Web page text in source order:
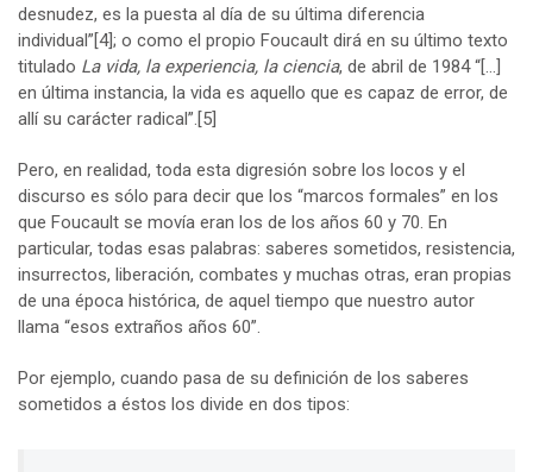
desnudez, es la puesta al día de su última diferencia
individual”[4]; o como el propio Foucault dirá en su último texto
titulado La vida, la experiencia, la ciencia, de abril de 1984 “[…]
en última instancia, la vida es aquello que es capaz de error, de
allí su carácter radical”.[5]
Pero, en realidad, toda esta digresión sobre los locos y el
discurso es sólo para decir que los “marcos formales” en los
que Foucault se movía eran los de los años 60 y 70. En
particular, todas esas palabras: saberes sometidos, resistencia,
insurrectos, liberación, combates y muchas otras, eran propias
de una época histórica, de aquel tiempo que nuestro autor
llama “esos extraños años 60”.
Por ejemplo, cuando pasa de su definición de los saberes
sometidos a éstos los divide en dos tipos: